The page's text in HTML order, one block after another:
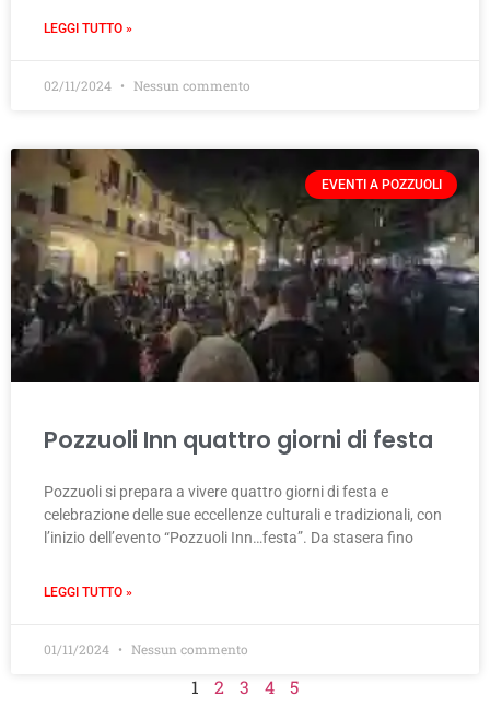
LEGGI TUTTO »
02/11/2024 Nessun commento
EVENTI A POZZUOLI
Pozzuoli Inn quattro giorni di festa
Pozzuoli si prepara a vivere quattro giorni di festa e
celebrazione delle sue eccellenze culturali e tradizionali, con
l’inizio dell’evento “Pozzuoli Inn…festa”. Da stasera fino
LEGGI TUTTO »
01/11/2024 Nessun commento
1 2 3 4 5